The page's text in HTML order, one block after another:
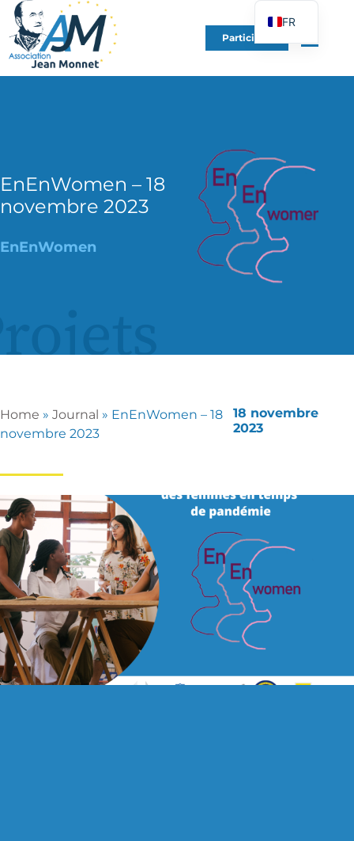
Participer
EnEnWomen – 18
novembre 2023
EnEnWomen
Home » Journal » EnEnWomen – 18
novembre 2023
18 novembre
2023
FR
EN
DE